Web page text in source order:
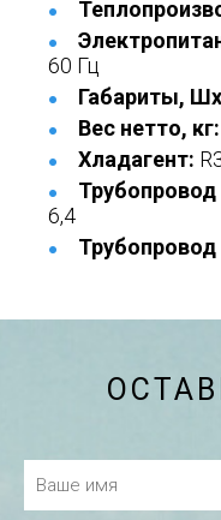
60 Гц
Габариты,
Вес нетто, кг:
Хладагент:
6,4